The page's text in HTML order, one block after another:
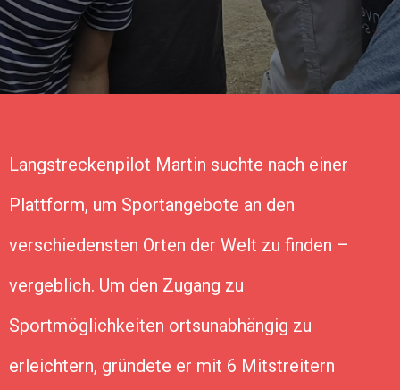
Langstreckenpilot Martin suchte nach einer
Plattform, um Sportangebote an den
verschiedensten Orten der Welt zu finden –
vergeblich. Um den Zugang zu
Sportmöglichkeiten ortsunabhängig zu
erleichtern, gründete er mit 6 Mitstreitern